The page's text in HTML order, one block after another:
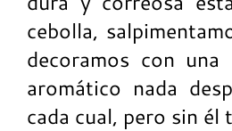
cebolla,
decoramos con
aromático nada
cada cual, pero sin él